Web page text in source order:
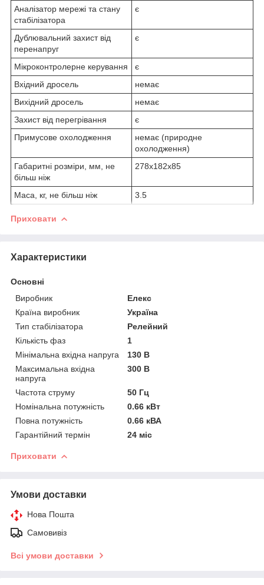
Аналізатор мережі та стану
стабілізатора
є
Дублювальний захист від
перенапруг
є
Мікроконтролерне керування
є
Вхідний дросель
немає
Вихідний дросель
немає
Захист від перегрівання
є
Примусове охолодження
немає (природне
охолодження)
Габаритні розміри, мм, не
більш ніж
278х182х85
Маса, кг, не більш ніж 3.5
Приховати
Характеристики
Основні
Виробник
Елекс
Країна виробник
Україна
Тип стабілізатора
Релейний
Кількість фаз
1
Мінімальна вхідна напруга
130 В
Максимальна вхідна
напруга
300 В
Частота струму
50 Гц
Номінальна потужність
0.66 кВт
Повна потужність
0.66 кВА
Гарантійний термін
24 міс
Приховати
Умови доставки
Нова Пошта
Самовивіз
Всі умови доставки